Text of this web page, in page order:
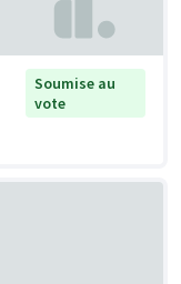
Soumise au
vote